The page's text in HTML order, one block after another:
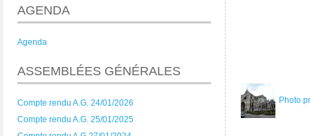
AGENDA
Agenda
ASSEMBLÉES GÉNÉRALES
Compte rendu A.G. 24/01/2026
Compte rendu A.G. 25/01/2025
Photo